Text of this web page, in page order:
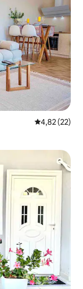
Gemiddelde
4,82 (22)